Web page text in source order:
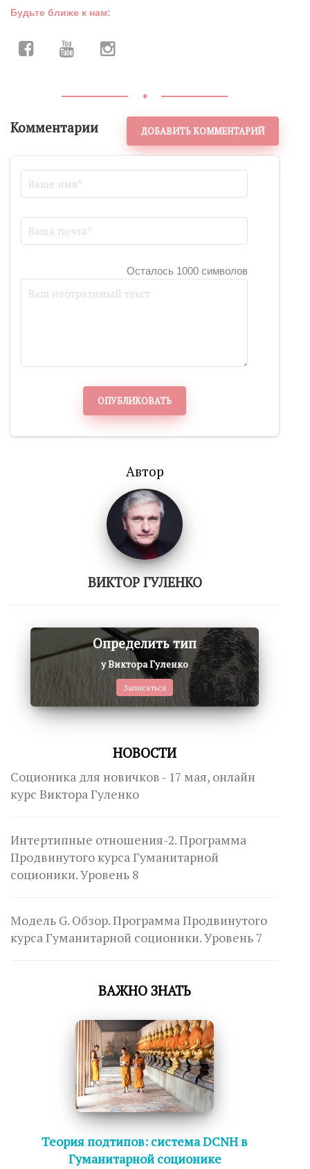
Будьте ближе к нам:
♦
Комментарии ДОБАВИТЬ КОММЕНТАРИЙ
Осталось 1000 символов
ОПУБЛИКОВАТЬ
Автор
ВИКТОР ГУЛЕНКО
Определить тип
у Виктора Гуленко
Записаться
НОВОСТИ
Соционика для новичков - 17 мая, онлайн
курс Виктора Гуленко
Интертипные отношения-2. Программа
Продвинутого курса Гуманитарной
соционики. Уровень 8
Модель G. Обзор. Программа Продвинутого
курса Гуманитарной соционики. Уровень 7
ВАЖНО ЗНАТЬ
Теория подтипов: система DCNH в
Гуманитарной соционике